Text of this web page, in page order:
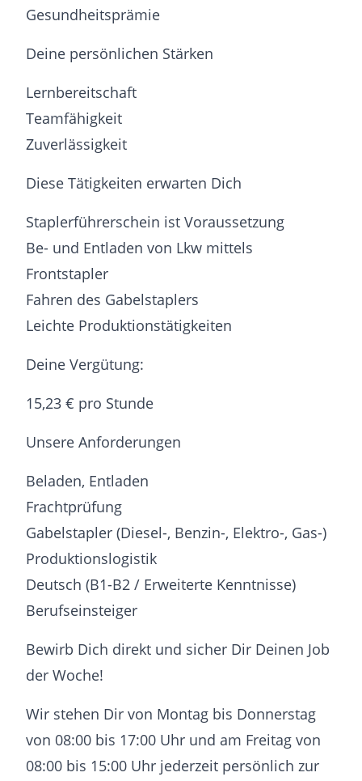
Gesundheitsprämie
Deine persönlichen Stärken
Lernbereitschaft
Teamfähigkeit
Zuverlässigkeit
Diese Tätigkeiten erwarten Dich
Staplerführerschein ist Voraussetzung
Be- und Entladen von Lkw mittels
Frontstapler
Fahren des Gabelstaplers
Leichte Produktionstätigkeiten
Deine Vergütung:
15,23 € pro Stunde
Unsere Anforderungen
Beladen, Entladen
Frachtprüfung
Gabelstapler (Diesel-, Benzin-, Elektro-, Gas-)
Produktionslogistik
Deutsch (B1-B2 / Erweiterte Kenntnisse)
Berufseinsteiger
Bewirb Dich direkt und sicher Dir Deinen Job
der Woche!
Wir stehen Dir von Montag bis Donnerstag
von 08:00 bis 17:00 Uhr und am Freitag von
08:00 bis 15:00 Uhr jederzeit persönlich zur